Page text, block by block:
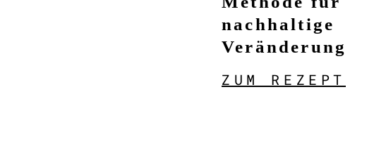
nachhaltige
Veränderung
ZUM REZEPT